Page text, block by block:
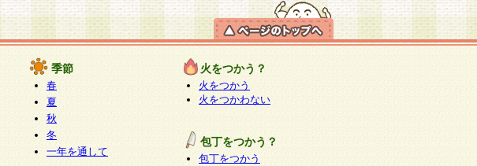
季節
春
夏
秋
冬
一年を通して
火をつかう？
火をつかう
火をつかわない
包丁をつかう？
包丁をつかう